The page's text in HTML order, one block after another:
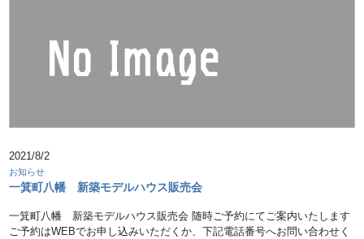
2021/8/2
お知らせ
一箕町八幡 新築モデルハウス販売会
一箕町八幡 新築モデルハウス販売会 随時ご予約にてご案内いたします
ご予約はWEBでお申し込みいただくか、下記電話番号へお問い合わせく